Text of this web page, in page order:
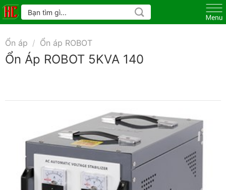
Skip
to
Tìm
kiếm:
Ổn áp / Ổn áp ROBOT
Ổn Áp ROBOT 5KVA 140